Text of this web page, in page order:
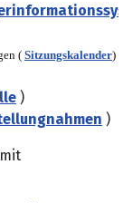
( Sitzungskalender)
)
)